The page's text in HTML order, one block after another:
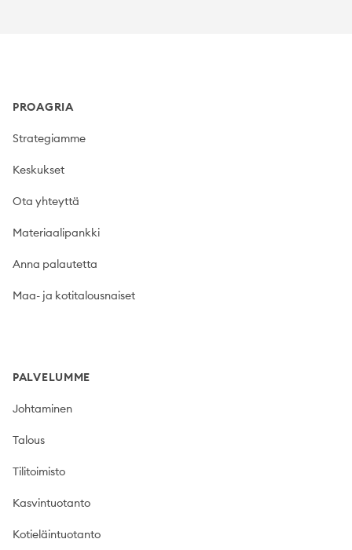
PROAGRIA
Strategiamme
Keskukset
Ota yhteyttä
Materiaalipankki
Anna palautetta
Maa- ja kotitalousnaiset
PALVELUMME
Johtaminen
Talous
Tilitoimisto
Kasvintuotanto
Kotieläintuotanto